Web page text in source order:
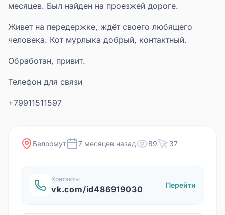
месяцев. Был найден на проезжей дороге.
Живет на передержке, ждёт своего любящего
человека. Кот мурлыка добрый, контактный.
Обработан, привит.
Телефон для связи
+79911511597
Белоомут 7 месяцев назад 89 37
Контакты
vk.com/id486919030 Перейти